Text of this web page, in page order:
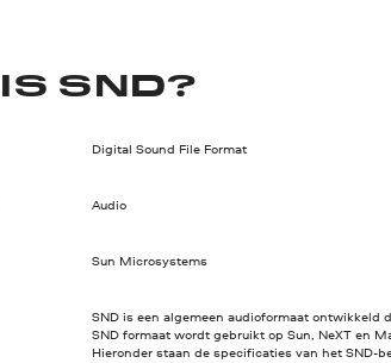
SND?
Digital Sound File Format
Audio
Sun Microsystems
SND is een algemeen audioformaat ontwikkeld
SND formaat wordt gebruikt op Sun, NeXT en
Hieronder staan de specificaties van het SND-